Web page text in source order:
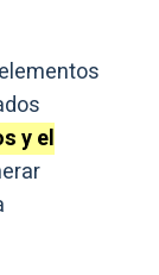
y el